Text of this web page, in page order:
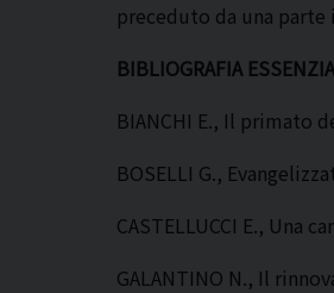
preceduto da una
BIBLIOGRAFIA
BIANCHI E., Il primato
BOSELLI G.,
CASTELLUCCI E., Una
GALANTINO N., Il